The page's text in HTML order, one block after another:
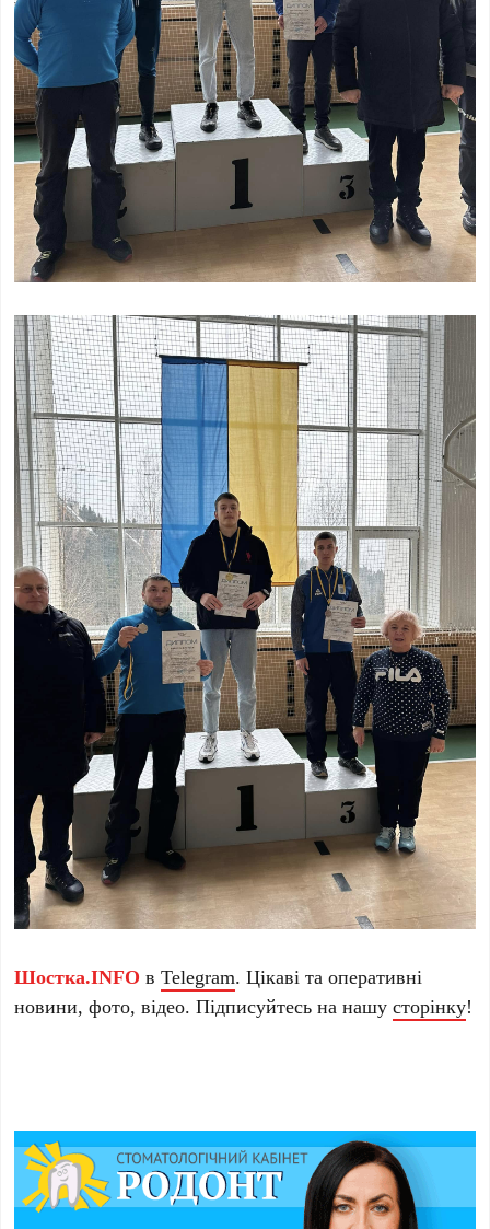
Шостка.INFO вTelegram. Цікаві та оперативні
новини, фото, відео. Підписуйтесь на нашусторінку!